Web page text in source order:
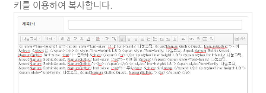
키를 이용하여 복사합니다.